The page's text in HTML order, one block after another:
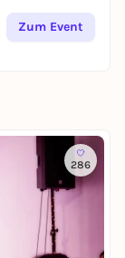
Zum Event
286